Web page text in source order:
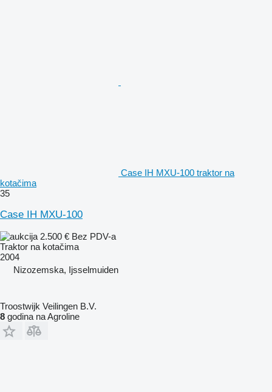
Case IH MXU-100 traktor na
kotačima
35
Case IH MXU-100
2.500 € Bez PDV-a
Traktor na kotačima
2004
Nizozemska, Ijsselmuiden
Troostwijk Veilingen B.V.
8 godina na Agroline